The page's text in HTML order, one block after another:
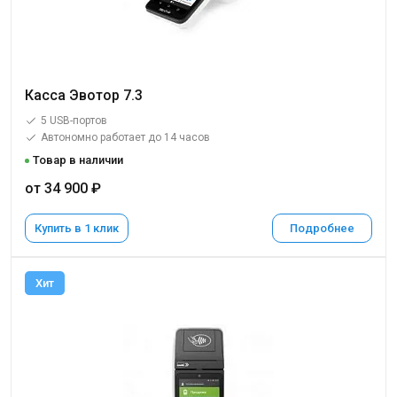
Касса Эвотор 7.3
5 USB-портов
Автономно работает до 14 часов
Товар в наличии
от 34 900 ₽
Купить в 1 клик Подробнее
Хит